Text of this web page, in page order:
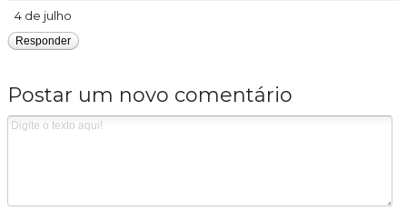
4 de julho
Responder
Postar um novo comentário